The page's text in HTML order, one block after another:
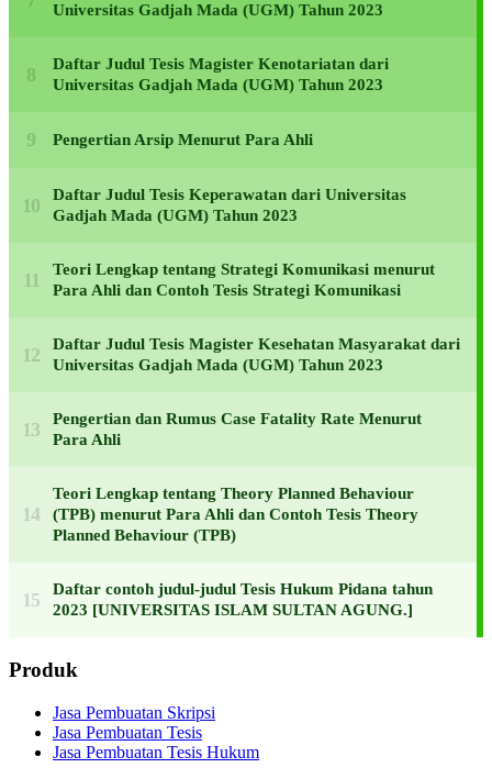
Universitas Gadjah Mada (UGM) Tahun 2023
Daftar Judul Tesis Magister Kenotariatan dari
Universitas Gadjah Mada (UGM) Tahun 2023
Pengertian Arsip Menurut Para Ahli
Daftar Judul Tesis Keperawatan dari Universitas
Gadjah Mada (UGM) Tahun 2023
Teori Lengkap tentang Strategi Komunikasi menurut
Para Ahli dan Contoh Tesis Strategi Komunikasi
Daftar Judul Tesis Magister Kesehatan Masyarakat dari
Universitas Gadjah Mada (UGM) Tahun 2023
Pengertian dan Rumus Case Fatality Rate Menurut
Para Ahli
Teori Lengkap tentang Theory Planned Behaviour
(TPB) menurut Para Ahli dan Contoh Tesis Theory
Planned Behaviour (TPB)
Daftar contoh judul-judul Tesis Hukum Pidana tahun
2023 [UNIVERSITAS ISLAM SULTAN AGUNG.]
Produk
Jasa Pembuatan Skripsi
Jasa Pembuatan Tesis
Jasa Pembuatan Tesis Hukum